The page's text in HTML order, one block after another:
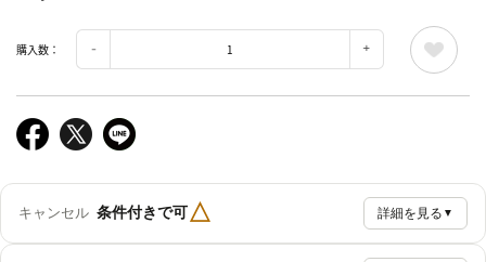
購入数：
キャンセル 条件付きで可△ 詳細を見る ▼